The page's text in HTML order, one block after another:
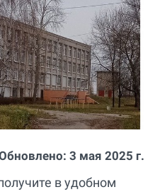
3 мая 2025 г.
в удобном